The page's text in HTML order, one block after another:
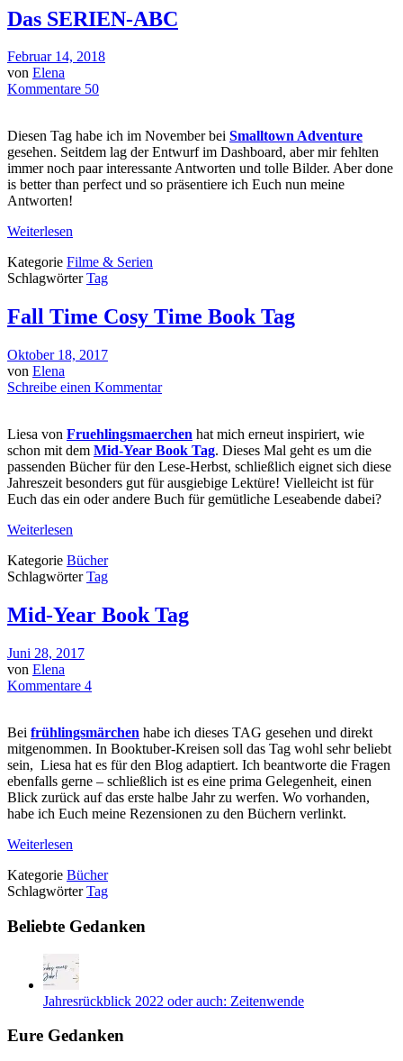
Das SERIEN-ABC
Februar 14, 2018
von Elena
Kommentare 50
Diesen Tag habe ich im November bei Smalltown Adventure
gesehen. Seitdem lag der Entwurf im Dashboard, aber mir fehlten
immer noch paar interessante Antworten und tolle Bilder. Aber done
is better than perfect und so präsentiere ich Euch nun meine
Antworten!
Weiterlesen
Kategorie Filme & Serien
SchlagwörterTag
Fall Time Cosy Time Book Tag
Oktober 18, 2017
von Elena
Schreibe einen Kommentar
Liesa von Fruehlingsmaerchen hat mich erneut inspiriert, wie
schon mit dem Mid-Year Book Tag. Dieses Mal geht es um die
passenden Bücher für den Lese-Herbst, schließlich eignet sich diese
Jahreszeit besonders gut für ausgiebige Lektüre! Vielleicht ist für
Euch das ein oder andere Buch für gemütliche Leseabende dabei?
Weiterlesen
Kategorie Bücher
SchlagwörterTag
Mid-Year Book Tag
Juni 28, 2017
von Elena
Kommentare 4
Bei frühlingsmärchen habe ich dieses TAG gesehen und direkt
mitgenommen. In Booktuber-Kreisen soll das Tag wohl sehr beliebt
sein, Liesa hat es für den Blog adaptiert. Ich beantworte die Fragen
ebenfalls gerne – schließlich ist es eine prima Gelegenheit, einen
Blick zurück auf das erste halbe Jahr zu werfen. Wo vorhanden,
habe ich Euch meine Rezensionen zu den Büchern verlinkt.
Weiterlesen
Kategorie Bücher
SchlagwörterTag
Beliebte Gedanken
Jahresrückblick 2022 oder auch: Zeitenwende
Eure Gedanken